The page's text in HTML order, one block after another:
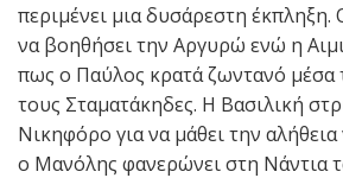
περιμένει μια δυσάρεστη έκπληξη.
να βοηθήσει την Αργυρώ ενώ η
πως ο Παύλος κρατά ζωντανό μέσα
τους Σταματάκηδες. Η Βασιλική
Νικηφόρο για να μάθει την
ο Μανόλης φανερώνει στη Νάντια